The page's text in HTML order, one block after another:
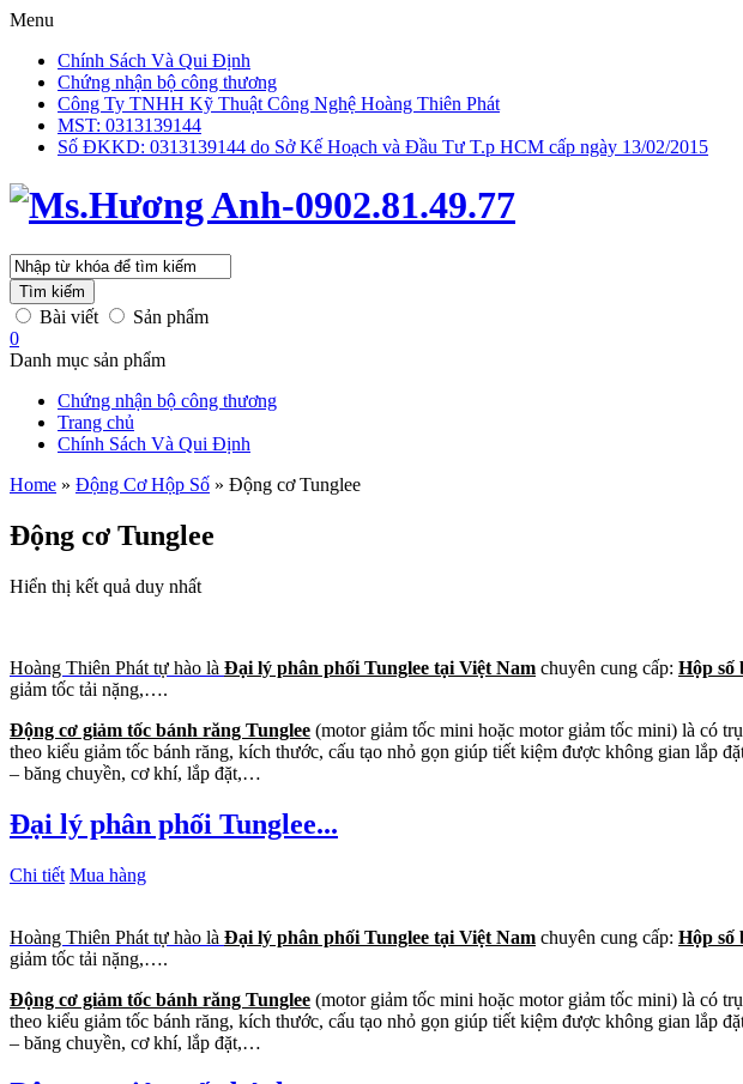
Menu
Chính Sách Và Qui Định
Chứng nhận bộ công thương
Công Ty TNHH Kỹ Thuật Công Nghệ Hoàng Thiên Phát
MST: 0313139144
Số ĐKKD: 0313139144 do Sở Kế Hoạch và Đầu Tư T.p HCM cấp ngày 13/02/2015
Tìm kiếm
Bài viết
Sản phẩm
0
Danh mục sản phẩm
Chứng nhận bộ công thương
Trang chủ
Chính Sách Và Qui Định
Home » Động Cơ Hộp Số » Động cơ Tunglee
Động cơ Tunglee
Hiển thị kết quả duy nhất
Hoàng Thiên Phát tự hào là Đại lý phân phối Tunglee tại Việt Nam chuyên cung cấp: Hộp số
giảm tốc tải nặng,….
Động cơ giảm tốc bánh răng Tunglee (motor giảm tốc mini hoặc motor giảm tốc mini) là có
theo kiểu giảm tốc bánh răng, kích thước, cấu tạo nhỏ gọn giúp tiết kiệm được không gian lắp
– băng chuyền, cơ khí, lắp đặt,…
Đại lý phân phối Tunglee...
Chi tiết Mua hàng
Hoàng Thiên Phát tự hào là Đại lý phân phối Tunglee tại Việt Nam chuyên cung cấp: Hộp số
giảm tốc tải nặng,….
Động cơ giảm tốc bánh răng Tunglee (motor giảm tốc mini hoặc motor giảm tốc mini) là có
theo kiểu giảm tốc bánh răng, kích thước, cấu tạo nhỏ gọn giúp tiết kiệm được không gian lắp
– băng chuyền, cơ khí, lắp đặt,…